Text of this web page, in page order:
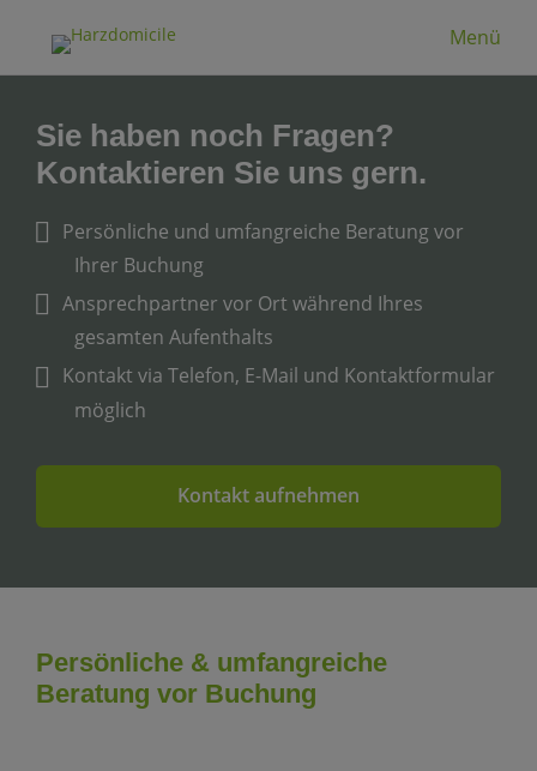
Menü
Sie haben noch Fragen?
Kontaktieren Sie uns gern.
Persönliche und umfangreiche Beratung vor
Ihrer Buchung
Ansprechpartner vor Ort während Ihres
gesamten Aufenthalts
Kontakt via Telefon, E-Mail und Kontaktformular
möglich
Kontakt aufnehmen
Persönliche & umfangreiche
Beratung vor Buchung